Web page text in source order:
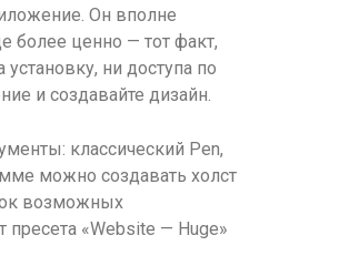
Он вполне
более ценно — тот факт,
ни доступа по
и создавайте дизайн.
классический Pen,
можно создавать холст
возможных
«Website — Huge»